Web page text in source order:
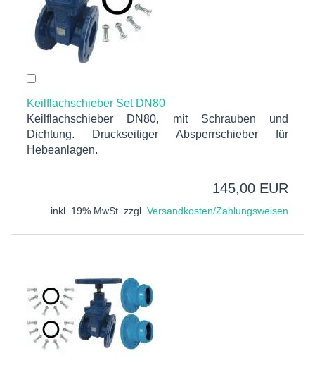
Keilflachschieber Set DN80
Keilflachschieber DN80, mit Schrauben und
Dichtung. Druckseitiger Absperrschieber für
Hebeanlagen.
145,00 EUR
inkl. 19% MwSt. zzgl. Versandkosten/Zahlungsweisen